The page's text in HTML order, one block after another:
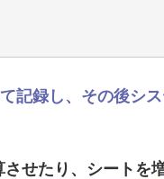
記録し、その後シ
せたり、シートを